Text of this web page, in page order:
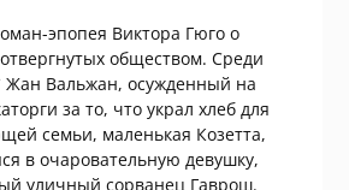
эпопея Виктора Гюго о
обществом. Среди
Жан Вальжан, осужденный на
за то, что украл хлеб для
семьи, маленькая Козетта,
в очаровательную девушку,
уличный сорванец Гаврош.